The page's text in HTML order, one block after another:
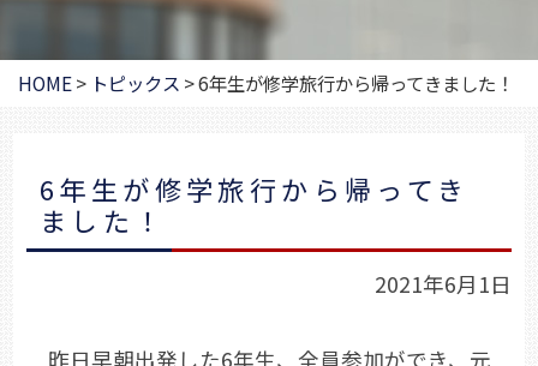
HOME> トピックス >6年生が修学旅行から帰ってきました！
6年生が修学旅行から帰ってき
ました！
2021年6月1日
昨日早朝出発した6年生、全員参加ができ、元